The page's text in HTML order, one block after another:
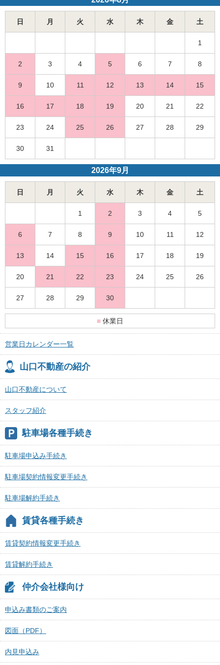
日 月 火 水 木 金 土
1
2 3 4 5 6 7 8
9 10 11 12 13 14 15
16 17 18 19 20 21 22
23 24 25 26 27 28 29
30 31
2026年9月
日 月 火 水 木 金 土
1 2 3 4 5
6 7 8 9 10 11 12
13 14 15 16 17 18 19
20 21 22 23 24 25 26
27 28 29 30
■ 休業日
営業日カレンダー一覧
山口不動産の紹介
山口不動産について
スタッフ紹介
駐車場各種手続き
駐車場申込み手続き
駐車場契約情報変更手続き
駐車場解約手続き
賃貸各種手続き
賃貸契約情報変更手続き
賃貸解約手続き
仲介会社様向け
申込み書類のご案内
図面（PDF）
内見申込み